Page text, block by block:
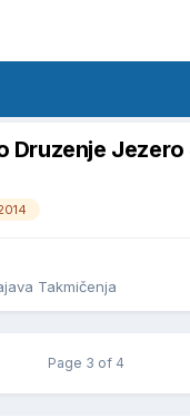
Druzenje
Takmičenja
Page 3 of 4